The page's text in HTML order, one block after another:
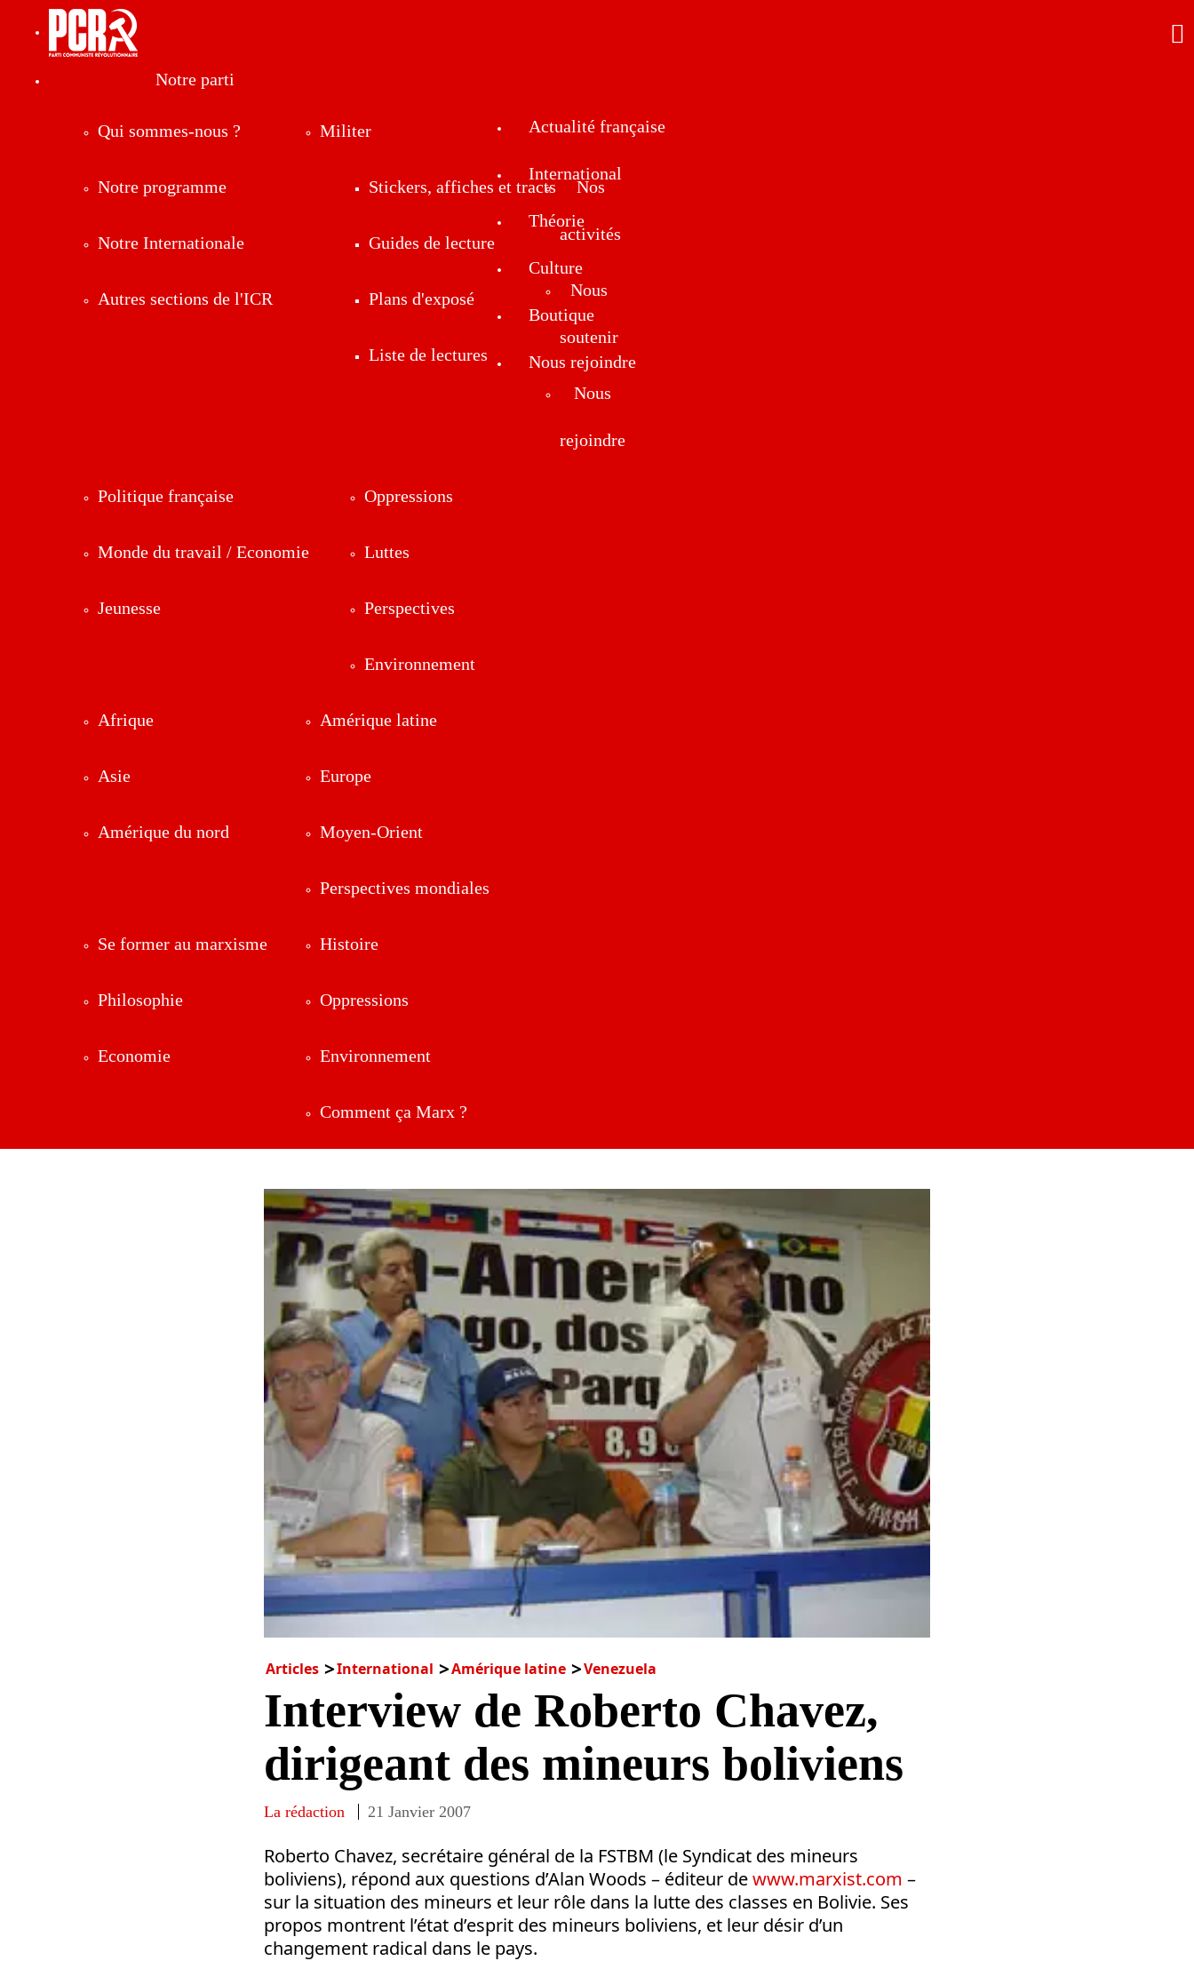
Notre parti
Qui sommes-nous ?
Notre programme
Notre Internationale
Autres sections de l'ICR
Militer
Stickers, affiches et tracts
Guides de lecture
Plans d'exposé
Liste de lectures
Nos
activités
Nous
soutenir
Nous
rejoindre
Actualité française
Politique française
Monde du travail / Economie
Jeunesse
Oppressions
Luttes
Perspectives
Environnement
International
Afrique
Asie
Amérique du nord
Amérique latine
Europe
Moyen-Orient
Perspectives mondiales
Théorie
Se former au marxisme
Philosophie
Economie
Histoire
Oppressions
Environnement
Comment ça Marx ?
Culture
Boutique
Nous rejoindre
Articles International Amérique latine Venezuela
Interview de Roberto Chavez,
dirigeant des mineurs boliviens
La rédaction 21 Janvier 2007
Roberto Chavez, secrétaire général de la FSTBM (le Syndicat des mineurs
boliviens), répond aux questions d’Alan Woods – éditeur dewww.marxist.com –
sur la situation des mineurs et leur rôle dans la lutte des classes en Bolivie. Ses
propos montrent l’état d’esprit des mineurs boliviens, et leur désir d’un
changement radical dans le pays.